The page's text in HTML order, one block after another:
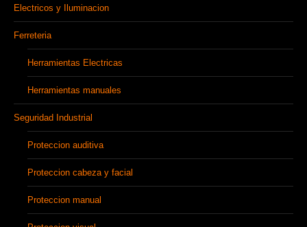
Electricos y Iluminacion
Ferreteria
Herramientas Electricas
Herramientas manuales
Seguridad Industrial
Proteccion auditiva
Proteccion cabeza y facial
Proteccion manual